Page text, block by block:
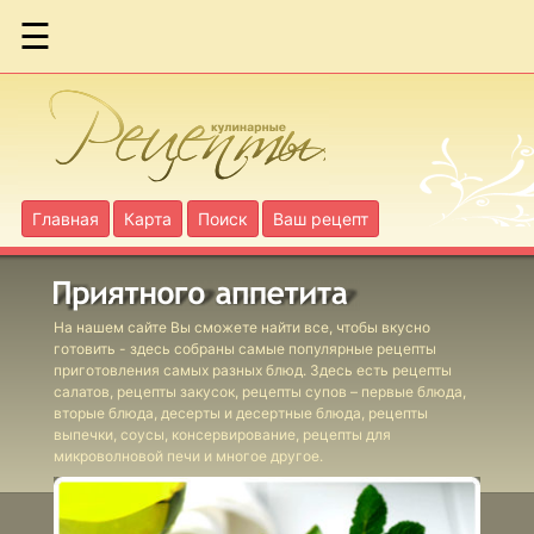
☰
Главная Карта Поиск Ваш рецепт
На нашем сайте Вы сможете найти все, чтобы вкусно
готовить - здесь собраны самые популярные рецепты
приготовления самых разных блюд. Здесь есть рецепты
салатов, рецепты закусок, рецепты супов – первые блюда,
вторые блюда, десерты и десертные блюда, рецепты
выпечки, соусы, консервирование, рецепты для
микроволновой печи и многое другое.
Фаршированный
картофель
Фаршированные
куриные грудки
с печенью и
черносливом
Фаршированный
окорочок
Фрикасе из
утки
Грудка индейки
с печенью